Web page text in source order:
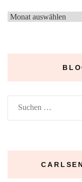
–
Suchen
nach: